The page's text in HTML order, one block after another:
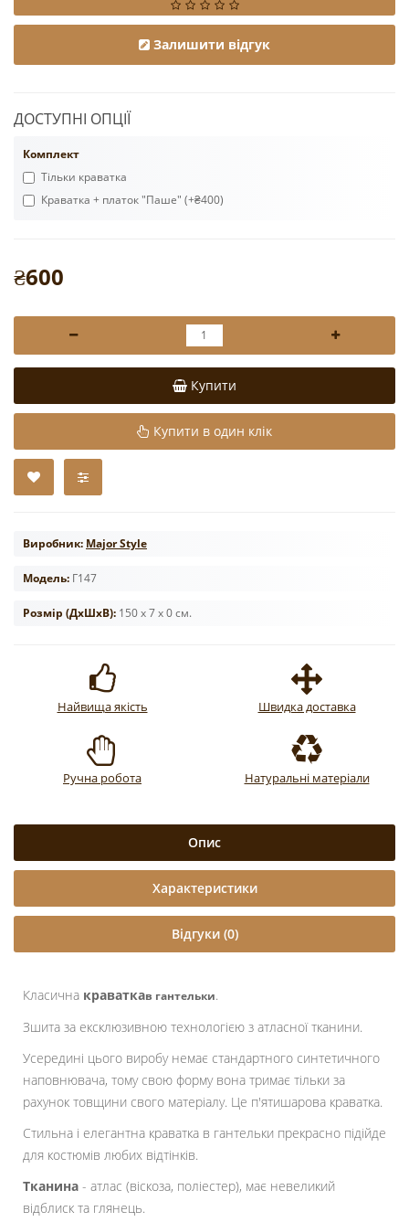
Залишити відгук
ДОСТУПНІ ОПЦІЇ
Комплект
Тільки краватка
Краватка + платок "Паше" (+₴400)
₴600
Купити
Купити в один клік
Виробник: Major Style
Модель: Г147
Розмір (ДxШxВ): 150 x 7 x 0 см.
Найвища якість Швидка доставка
Ручна робота Натуральні матеріали
Опис
Характеристики
Відгуки (0)
Класична краваткав гантельки.
Зшита за ексклюзивною технологією з атласної тканини.
Усередині цього виробу немає стандартного синтетичного
наповнювача, тому свою форму вона тримає тільки за
рахунок товщини свого матеріалу. Це п'ятишарова краватка.
Стильна і елегантна краватка в гантельки прекрасно підійде
для костюмів любих відтінків.
Тканина - атлас (віскоза, поліестер), має невеликий
відблиск та глянець.